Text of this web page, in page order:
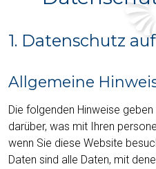
1. Datenschutz
Allgemeine
Die folgenden Hinweise
darüber, was mit Ihren
wenn Sie diese Website
Daten sind alle Daten, mit